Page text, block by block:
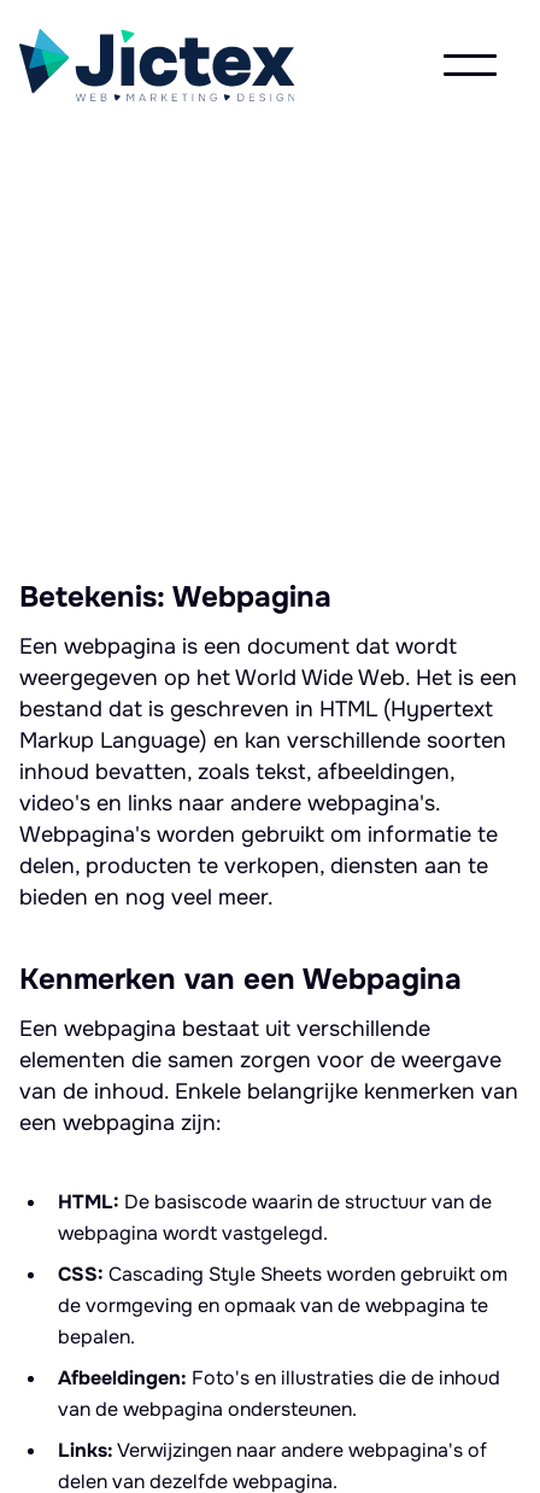
Betekenis: Webpagina
Een webpagina is een document dat wordt
weergegeven op het World Wide Web. Het is een
bestand dat is geschreven in HTML (Hypertext
Markup Language) en kan verschillende soorten
inhoud bevatten, zoals tekst, afbeeldingen,
video's en links naar andere webpagina's.
Webpagina's worden gebruikt om informatie te
delen, producten te verkopen, diensten aan te
bieden en nog veel meer.
Kenmerken van een Webpagina
Een webpagina bestaat uit verschillende
elementen die samen zorgen voor de weergave
van de inhoud. Enkele belangrijke kenmerken van
een webpagina zijn:
HTML: De basiscode waarin de structuur van de
webpagina wordt vastgelegd.
CSS: Cascading Style Sheets worden gebruikt om
de vormgeving en opmaak van de webpagina te
bepalen.
Afbeeldingen: Foto's en illustraties die de inhoud
van de webpagina ondersteunen.
Links:Verwijzingen naar andere webpagina's of
delen van dezelfde webpagina.